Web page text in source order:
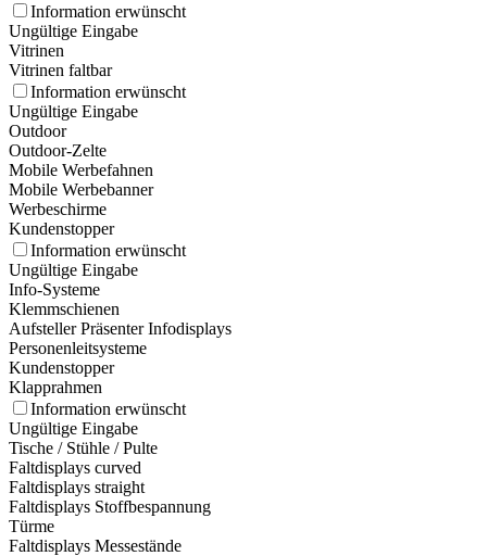
Information erwünscht
Ungültige Eingabe
Vitrinen
Vitrinen faltbar
Information erwünscht
Ungültige Eingabe
Outdoor
Outdoor-Zelte
Mobile Werbefahnen
Mobile Werbebanner
Werbeschirme
Kundenstopper
Information erwünscht
Ungültige Eingabe
Info-Systeme
Klemmschienen
Aufsteller Präsenter Infodisplays
Personenleitsysteme
Kundenstopper
Klapprahmen
Information erwünscht
Ungültige Eingabe
Tische / Stühle / Pulte
Faltdisplays curved
Faltdisplays straight
Faltdisplays Stoffbespannung
Türme
Faltdisplays Messestände